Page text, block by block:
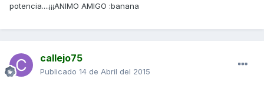
potencia....¡¡¡ANIMO AMIGO :banana
callejo75
Publicado 14 de Abril del 2015